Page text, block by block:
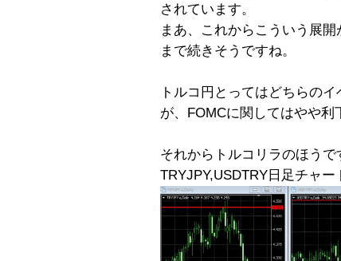
されています。
まあ、これからこういう展
まで続きそうですね。
トルコ円とってはどちらの
が、FOMCに関してはやや利
それからトルコリラのほうで
TRYJPY,USDTRY日足チャー